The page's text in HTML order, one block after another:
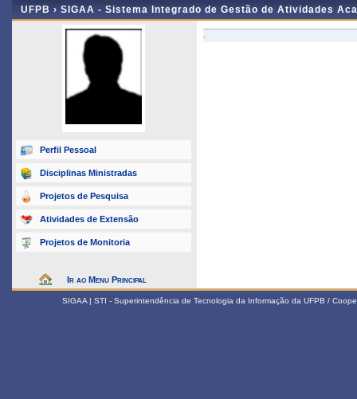
UFPB › SIGAA - Sistema Integrado de Gestão de Atividades
Perfil Pessoal
Disciplinas Ministradas
Projetos de Pesquisa
Atividades de Extensão
Projetos de Monitoria
Ir ao Menu Principal
-
SIGAA | STI - Superintendência de Tecnologia da Informação da UFPB /